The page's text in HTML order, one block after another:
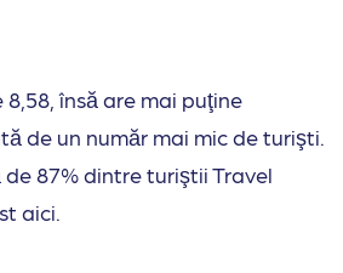
însă are mai puţine
de un număr mai mic de turişti.
87% dintre turiştii Travel
aici.